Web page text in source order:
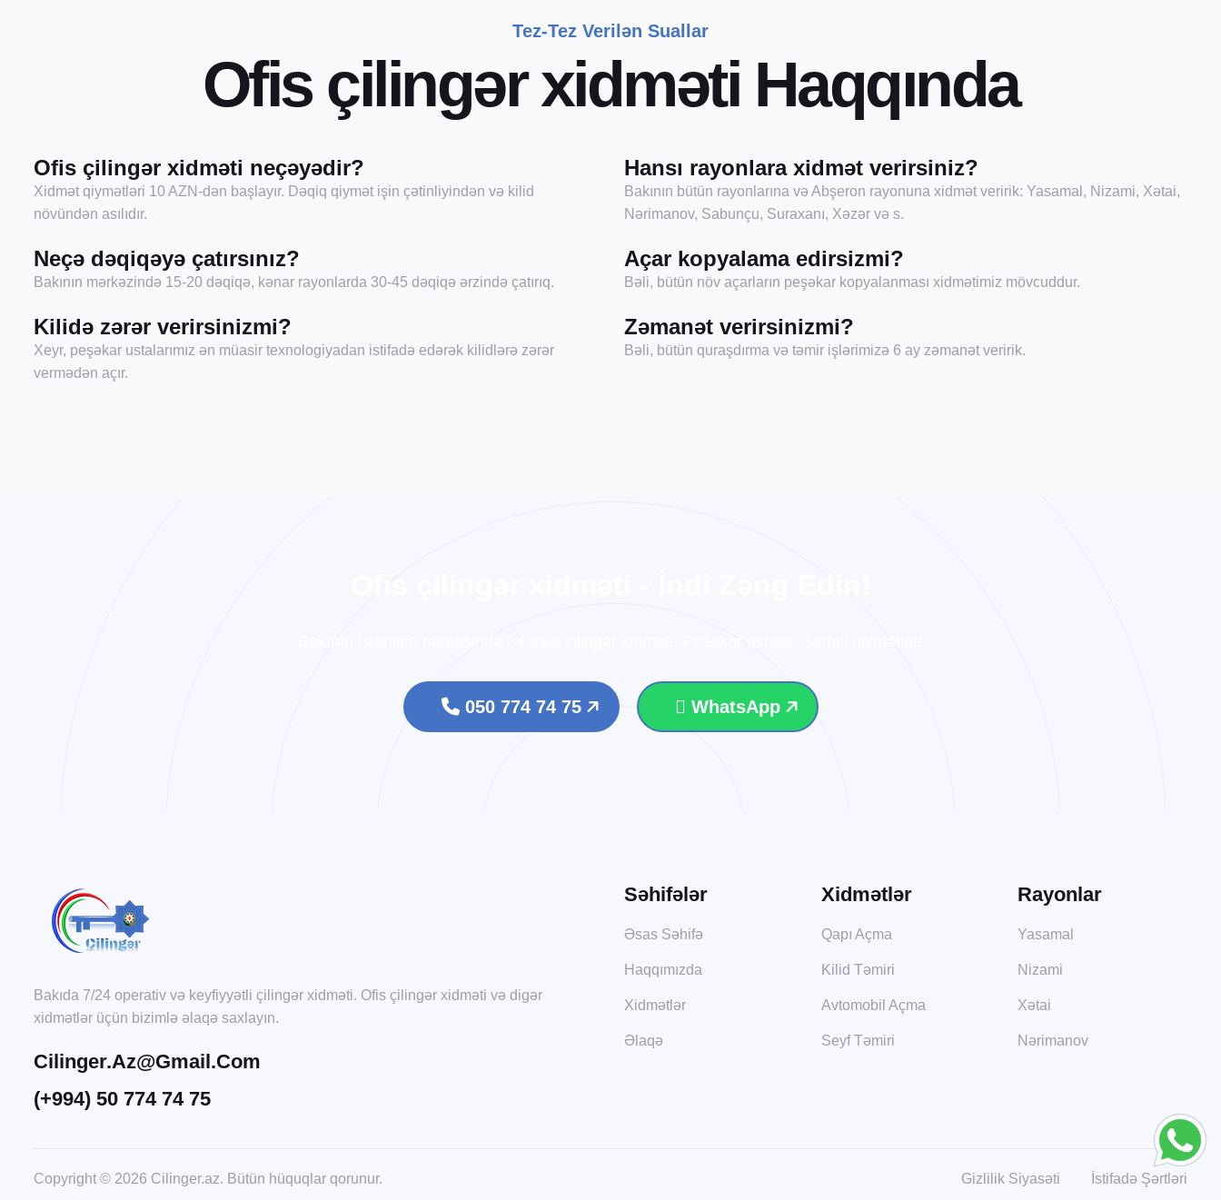
Tez-Tez Verilən Suallar
Ofis çilingər xidməti Haqqında
Ofis çilingər xidməti neçəyədir?
Xidmət qiymətləri 10 AZN-dən başlayır. Dəqiq qiymət işin çətinliyindən və kilid
növündən asılıdır.
Neçə dəqiqəyə çatırsınız?
Bakının mərkəzində 15-20 dəqiqə, kənar rayonlarda 30-45 dəqiqə ərzində çatırıq.
Kilidə zərər verirsinizmi?
Xeyr, peşəkar ustalarımız ən müasir texnologiyadan istifadə edərək kilidlərə zərər
vermədən açır.
Hansı rayonlara xidmət verirsiniz?
Bakının bütün rayonlarına və Abşeron rayonuna xidmət veririk: Yasamal, Nizami, Xətai,
Nərimanov, Sabunçu, Suraxanı, Xəzər və s.
Açar kopyalama edirsizmi?
Bəli, bütün növ açarların peşəkar kopyalanması xidmətimiz mövcuddur.
Zəmanət verirsinizmi?
Bəli, bütün quraşdırma və təmir işlərimizə 6 ay zəmanət veririk.
050 774 74 75 WhatsApp
Bakıda 7/24 operativ və keyfiyyətli çilingər xidməti. Ofis çilingər xidməti və digər
xidmətlər üçün bizimlə əlaqə saxlayın.
Cilinger.az@gmail.com
(+994) 50 774 74 75
Səhifələr
Əsas Səhifə
Haqqımızda
Xidmətlər
Əlaqə
Xidmətlər
Qapı Açma
Kilid Təmiri
Avtomobil Açma
Seyf Təmiri
Rayonlar
Yasamal
Nizami
Xətai
Nərimanov
Copyright © 2026 Cilinger.az. Bütün hüquqlar qorunur. Gizlilik Siyasəti İstifadə Şərtləri